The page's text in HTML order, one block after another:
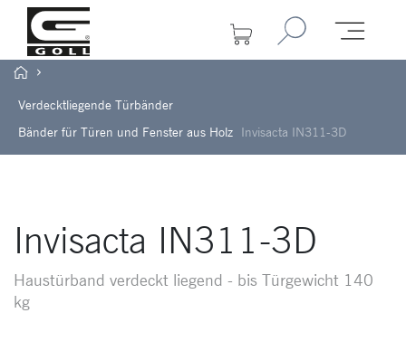
Verdecktliegende Türbänder
Bänder für Türen und Fenster aus Holz Invisacta IN311-3D
Invisacta IN311-3D
Haustürband verdeckt liegend - bis Türgewicht 140
kg